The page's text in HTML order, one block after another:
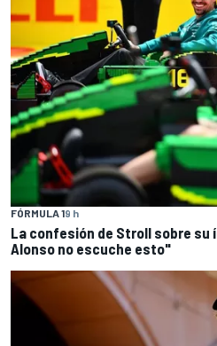
FÓRMULA 19 h
La confesión de Stroll sobre su
Alonso no escuche esto"